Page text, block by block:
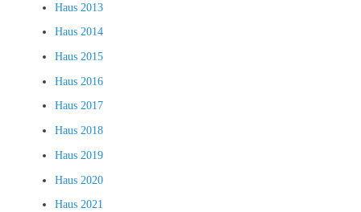
Haus 2013
Haus 2014
Haus 2015
Haus 2016
Haus 2017
Haus 2018
Haus 2019
Haus 2020
Haus 2021